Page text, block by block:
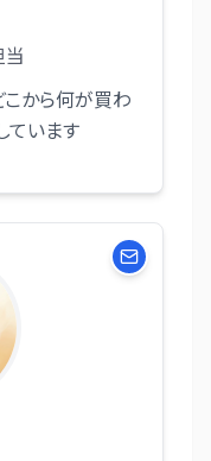
当
から何が買わ
ています